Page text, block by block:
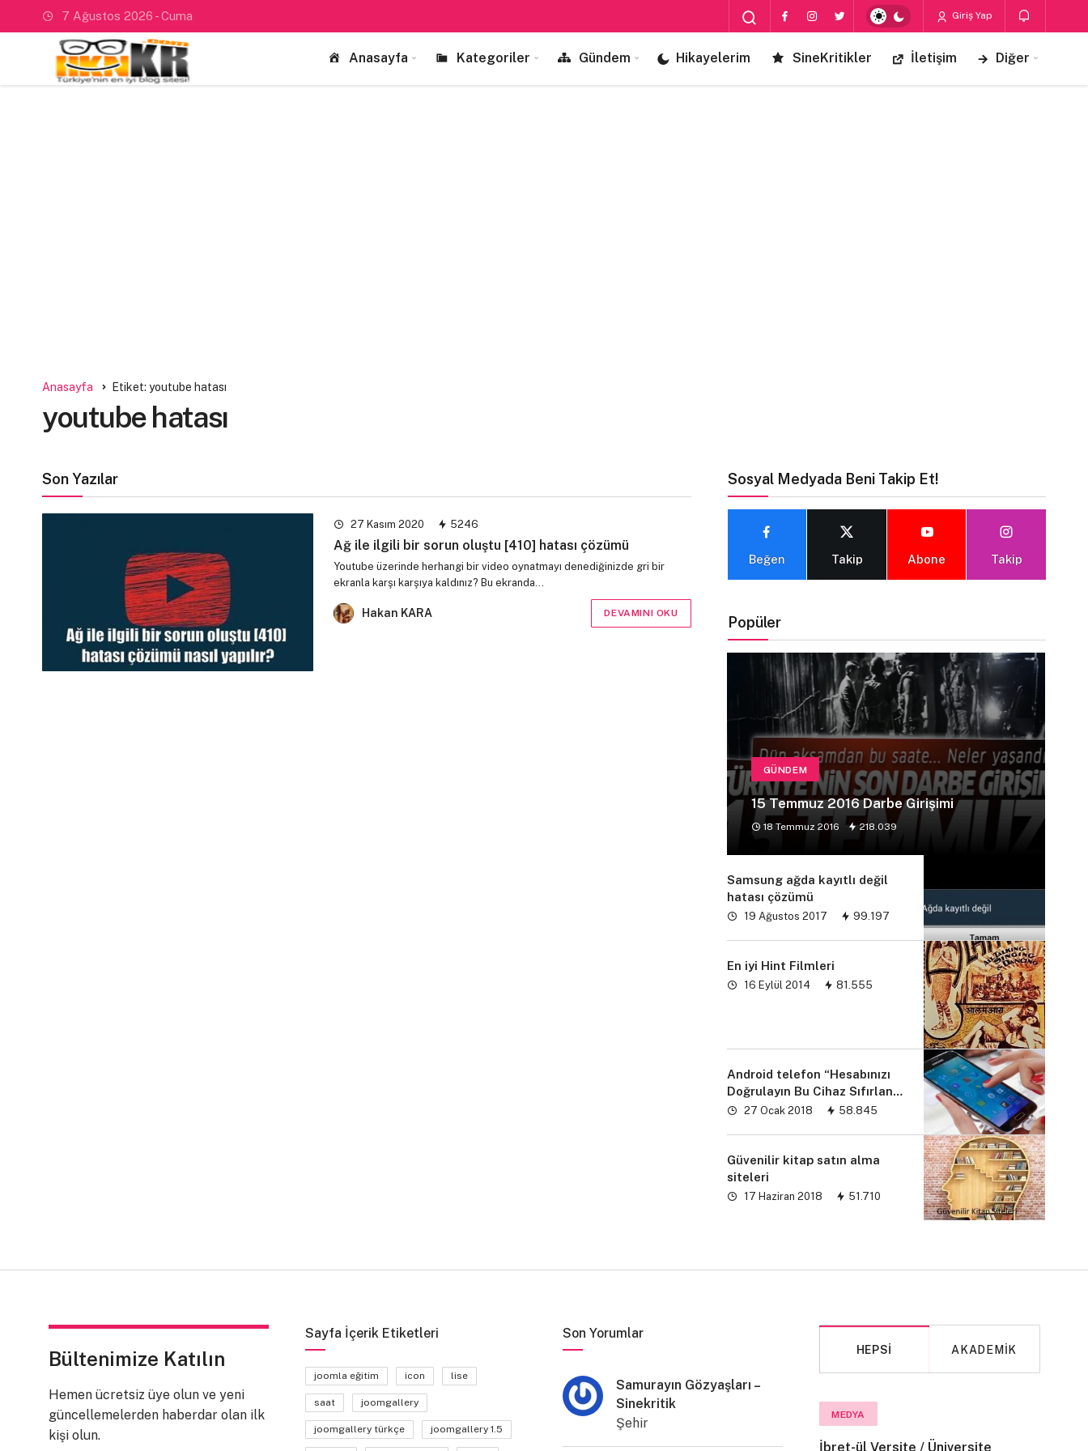
7 Ağustos 2026 - Cuma Giriş Yap
Anasayfa Kategoriler Gündem Hikayelerim SineKritikler İletişim Diğer
Anasayfa Etiket: youtube hatası
youtube hatası
Son Yazılar
27 Kasım 2020 5246
Ağ ile ilgili bir sorun oluştu [410] hatası çözümü
Youtube üzerinde herhangi bir video oynatmayı denediğinizde gri bir
ekranla karşı karşıya kaldınız? Bu ekranda…
Hakan KARA DEVAMINI OKU
Sosyal Medyada Beni Takip Et!
Beğen Takip Abone Takip
Popüler
GÜNDEM
15 Temmuz 2016 Darbe Girişimi
18 Temmuz 2016 218.039
Samsung ağda kayıtlı değil
hatası çözümü
19 Ağustos 2017 99.197
En iyi Hint Filmleri
16 Eylül 2014 81.555
Android telefon “Hesabınızı
Doğrulayın Bu Cihaz Sıfırlandı
sorunu” çözümü
27 Ocak 2018 58.845
Güvenilir kitap satın alma
siteleri
17 Haziran 2018 51.710
Bültenimize Katılın
Hemen ücretsiz üye olun ve yeni
güncellemelerden haberdar olan ilk
kişi olun.
Sayfa İçerik Etiketleri
joomla eğitim icon lise
saat joomgallery
joomgallery türkçe joomgallery 1.5
Son Yorumlar
Samurayın Gözyaşları –
Sinekritik
Şehir
HEPSI AKADEMIK
MEDYA
İbret-ül Versite / Üniversite